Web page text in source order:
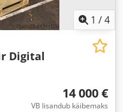
1 /4
Digital
14 000 €
VB lisandub käibemaks